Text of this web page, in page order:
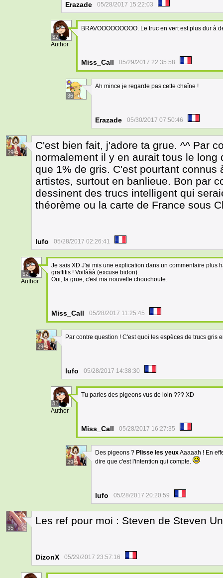
Erazade 05/28/2017 15:22:03
32
Author
BRAVOOOOOOOOO. Le truc en vert est plus dur
Miss_Call 05/29/2017 22:35:58
36
Ah mince je regarde pas cette chaîne !
Erazade 05/30/2017 07:50:46
29
C'est bien fait, j'adore ta grue. ^^ Par
normalement il y en aurait tous le
que 1% de gris. C'est pourtant
artistes, surtout en banlieue. Bon par
dessinent des trucs intelligent qui
théorème ou la carte de France sous
lufo 05/28/2017 02:26:41
32
Author
Je sais XD J'ai mis une explication dans un commentaire plus
graffitis ! Voilààà (excuse bidon).
Oui, la grue, c'est ma nouvelle chouchoute.
Miss_Call 05/28/2017 11:25:45
29
Par contre question ! C'est quoi les espèces de trucs gris
lufo 05/28/2017 14:38:30
32
Author
Tu parles des pigeons vus de loin ??? XD
Miss_Call 05/28/2017 16:27:35
29
Des pigeons ? Plisse les yeuxAaaaah ! En
dire que c'est l'intention qui compte.
lufo 05/28/2017 20:20:59
35
Les ref pour moi : Steven de Steven
DizonX 05/29/2017 23:57:16